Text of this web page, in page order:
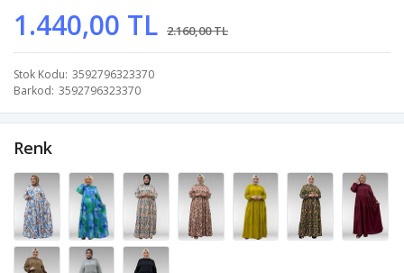
1.440,00 TL 2.160,00 TL
Stok Kodu 3592796323370
Barkod 3592796323370
Renk